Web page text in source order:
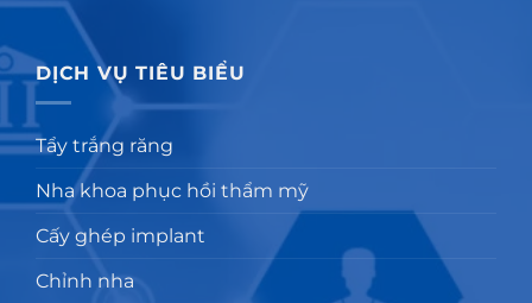
DỊCH VỤ TIÊU BIỂU
Tẩy trắng răng
Nha khoa phục hồi thẩm mỹ
Cấy ghép implant
Chỉnh nha